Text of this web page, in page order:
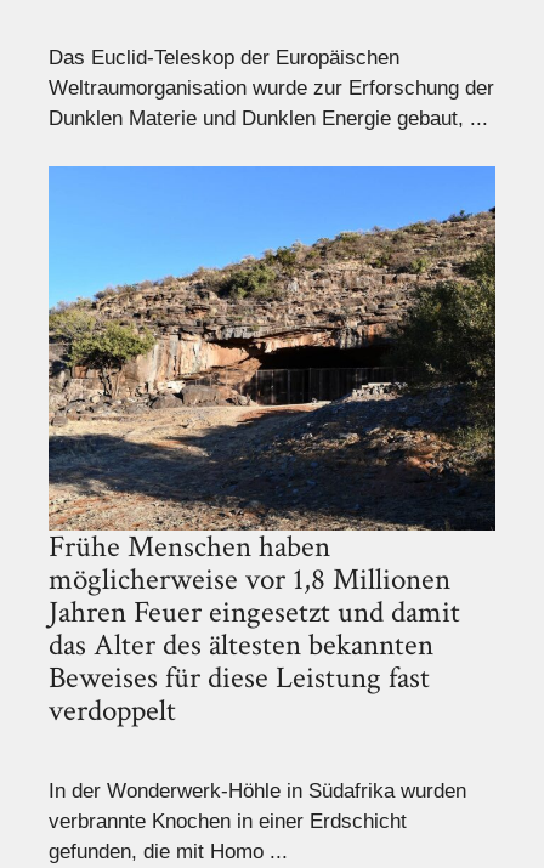
Das Euclid-Teleskop der Europäischen
Weltraumorganisation wurde zur Erforschung der
Dunklen Materie und Dunklen Energie gebaut, ...
Frühe Menschen haben
möglicherweise vor 1,8 Millionen
Jahren Feuer eingesetzt und damit
das Alter des ältesten bekannten
Beweises für diese Leistung fast
verdoppelt
In der Wonderwerk-Höhle in Südafrika wurden
verbrannte Knochen in einer Erdschicht
gefunden, die mit Homo ...